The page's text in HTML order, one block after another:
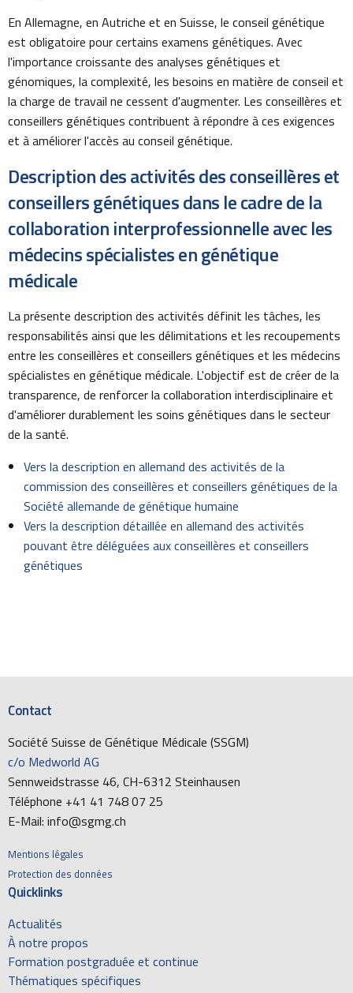
En Allemagne, en Autriche et en Suisse, le conseil génétique
est obligatoire pour certains examens génétiques. Avec
l'importance croissante des analyses génétiques et
génomiques, la complexité, les besoins en matière de conseil et
la charge de travail ne cessent d'augmenter. Les conseillères et
conseillers génétiques contribuent à répondre à ces exigences
et à améliorer l'accès au conseil génétique.
Description des activités des conseillères et
conseillers génétiques dans le cadre de la
collaboration interprofessionnelle avec les
médecins spécialistes en génétique
médicale
La présente description des activités définit les tâches, les
responsabilités ainsi que les délimitations et les recoupements
entre les conseillères et conseillers génétiques et les médecins
spécialistes en génétique médicale. L'objectif est de créer de la
transparence, de renforcer la collaboration interdisciplinaire et
d'améliorer durablement les soins génétiques dans le secteur
de la santé.
Vers la description en allemand des activités de la
commission des conseillères et conseillers génétiques de la
Société allemande de génétique humaine
Vers la description détaillée en allemand des activités
pouvant être déléguées aux conseillères et conseillers
génétiques
Contact
Société Suisse de Génétique Médicale (SSGM)
c/o Medworld AG
Sennweidstrasse 46, CH-6312 Steinhausen
Téléphone +41 41 748 07 25
E-Mail: info@sgmg.ch
Mentions légales
Protection des données
Quicklinks
Actualités
À notre propos
Formation postgraduée et continue
Thématiques spécifiques